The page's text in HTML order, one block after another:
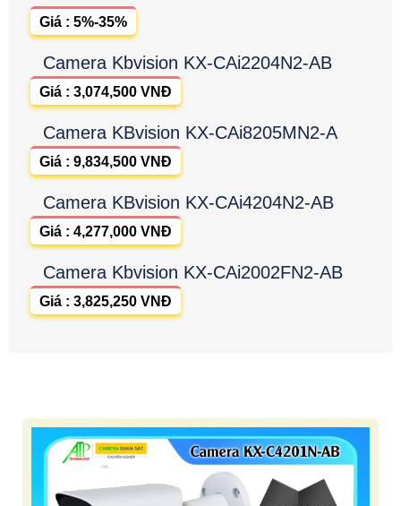
Giá : 5%-35%
Camera Kbvision KX-CAi2204N2-AB
Giá : 3,074,500 VNĐ
Camera KBvision KX-CAi8205MN2-A
Giá : 9,834,500 VNĐ
Camera KBvision KX-CAi4204N2-AB
Giá : 4,277,000 VNĐ
Camera Kbvision KX-CAi2002FN2-AB
Giá : 3,825,250 VNĐ